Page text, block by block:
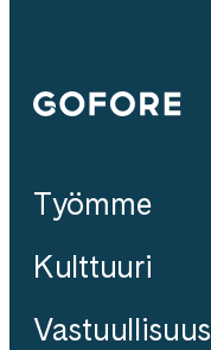
Gofore
Työmme
Kulttuuri
Vastuullisuus